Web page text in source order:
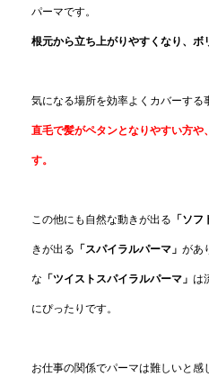
パーマです。
根元から立ち上がりやすくなり、ボ
気になる場所を効率よくカバーする
直毛で髪がペタンとなりやすい方
す。
この他にも自然な動きが出る 「ソフ
きが出る 「スパイラルパーマ」 があ
な 「ツイストスパイラルパーマ」 は
にぴったりです。
お仕事の関係でパーマは難しいと